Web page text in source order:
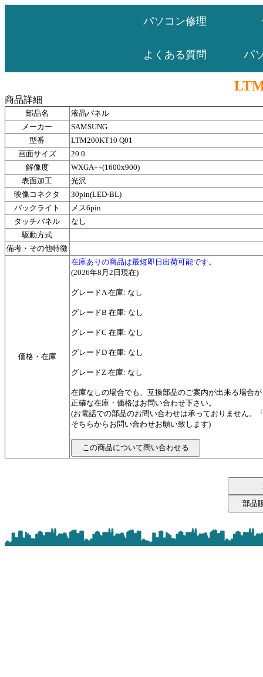
パソコン修理
よくある質問 パ
商品詳細
部品名
液晶パネル
メーカー
SAMSUNG
型番
LTM200KT10 Q01
画面サイズ
20.0
解像度
WXGA++(1600x900)
表面加工
光沢
映像コネクタ
30pin(LED-BL)
バックライト
メス6pin
タッチパネル
なし
駆動方式
備考・その他特徴
価格・在庫
在庫ありの商品は最短即日出荷可能です。
(2026年8月2日現在)
グレードA 在庫: なし
グレードB 在庫: なし
グレードC 在庫: なし
グレードD 在庫: なし
グレードZ 在庫: なし
在庫なしの場合でも、互換部品のご案内が出来る場合
正確な在庫・価格はお問い合わせ下さい。
(お電話での部品のお問い合わせは承っておりません。
そちらからお問い合わせお願い致します)